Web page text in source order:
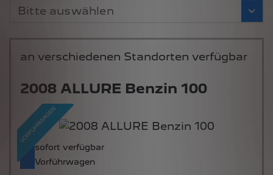
Bitte auswählen
2008 ALLURE Benzin 100
sofort verfügbar
Vorführwagen
an verschiedenen Standorten verfügbar